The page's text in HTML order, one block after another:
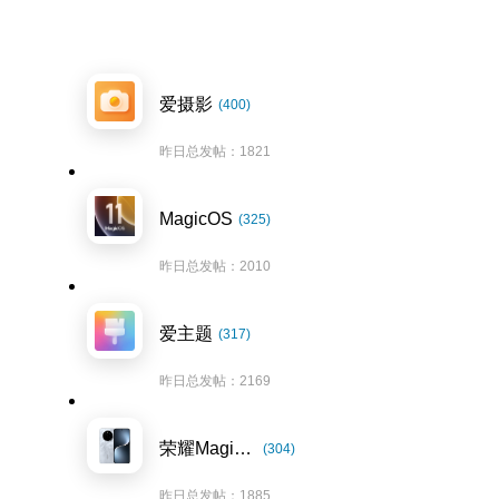
爱摄影 (400)
昨日总发帖：1821
MagicOS (325)
昨日总发帖：2010
爱主题 (317)
昨日总发帖：2169
荣耀Magic7系列 (304)
昨日总发帖：1885